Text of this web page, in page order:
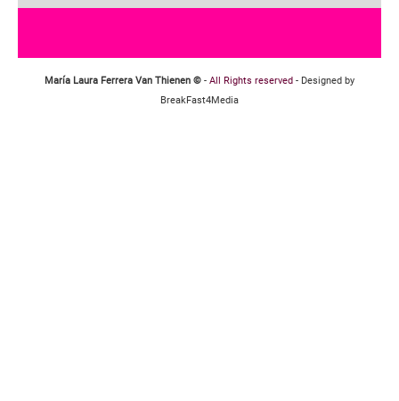
María Laura Ferrera Van Thienen © - All Rights reserved - Designed by
BreakFast4Media